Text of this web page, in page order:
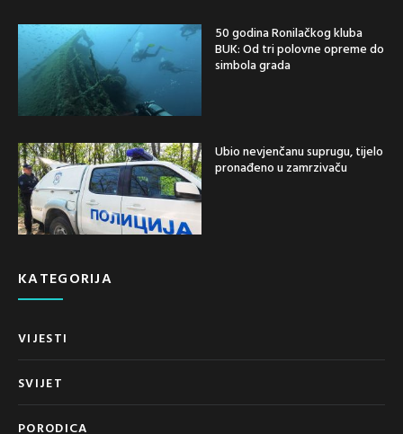
50 godina Ronilačkog kluba
BUK: Od tri polovne opreme do
simbola grada
Ubio nevjenčanu suprugu, tijelo
pronađeno u zamrzivaču
KATEGORIJA
VIJESTI
SVIJET
PORODICA